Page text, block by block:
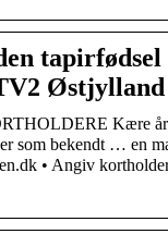
tapirfødsel
Østjylland
Kære
som bekendt … en
• Angiv